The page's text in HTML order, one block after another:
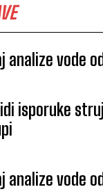
analize vode
isporuke
analize vode